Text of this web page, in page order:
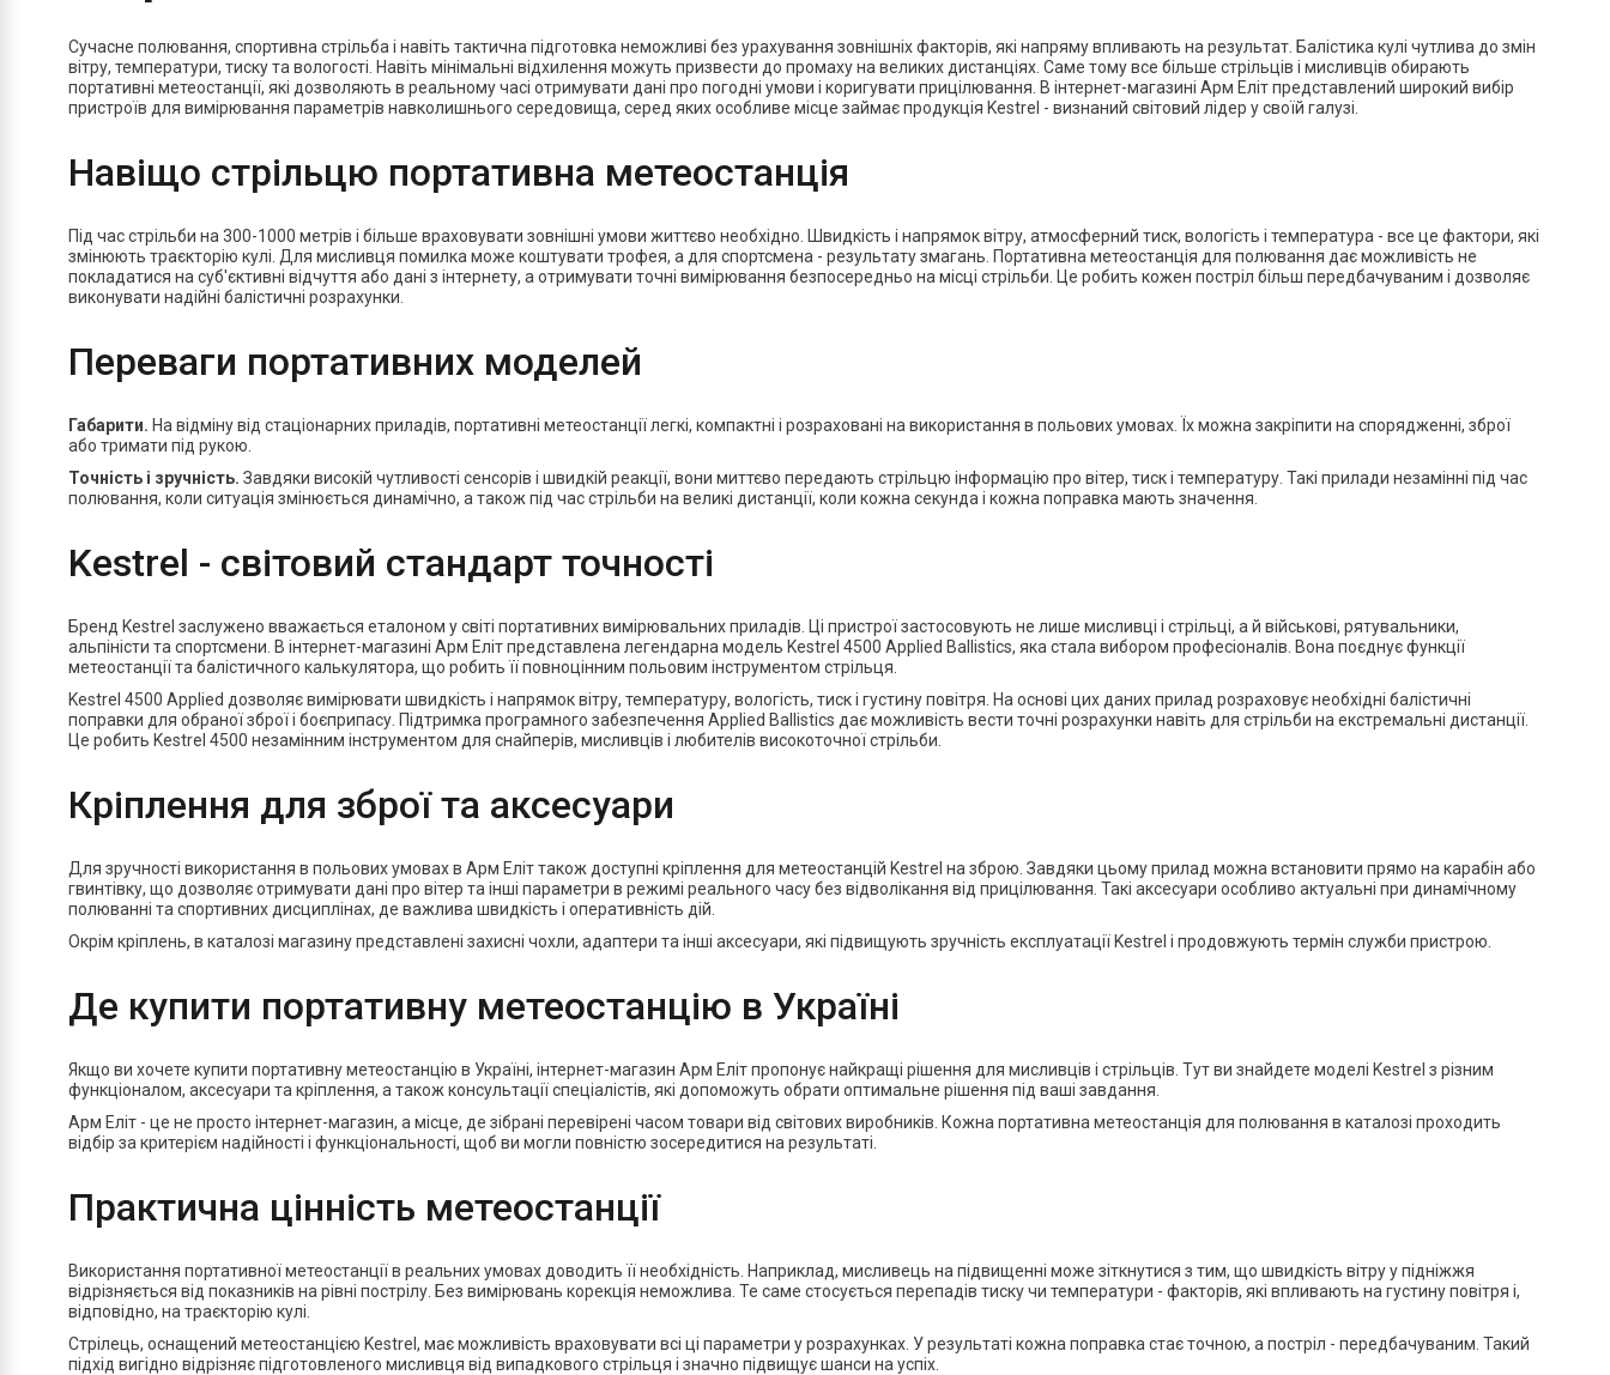
Сучасне полювання, спортивна стрільба і навіть тактична підготовка неможливі без урахування зовнішніх факторів, які напряму впливають на результат. Балістика кулі чутлива до змін
вітру, температури, тиску та вологості. Навіть мінімальні відхилення можуть призвести до промаху на великих дистанціях. Саме тому все більше стрільців і мисливців обирають
портативні метеостанції, які дозволяють в реальному часі отримувати дані про погодні умови і коригувати прицілювання. В інтернет-магазині Арм Еліт представлений широкий вибір
пристроїв для вимірювання параметрів навколишнього середовища, серед яких особливе місце займає продукція Kestrel - визнаний світовий лідер у своїй галузі.
Навіщо стрільцю портативна метеостанція
Під час стрільби на 300-1000 метрів і більше враховувати зовнішні умови життєво необхідно. Швидкість і напрямок вітру, атмосферний тиск, вологість і температура - все це фактори, які
змінюють траєкторію кулі. Для мисливця помилка може коштувати трофея, а для спортсмена - результату змагань. Портативна метеостанція для полювання дає можливість не
покладатися на суб'єктивні відчуття або дані з інтернету, а отримувати точні вимірювання безпосередньо на місці стрільби. Це робить кожен постріл більш передбачуваним і дозволяє
виконувати надійні балістичні розрахунки.
Переваги портативних моделей
Габарити. На відміну від стаціонарних приладів, портативні метеостанції легкі, компактні і розраховані на використання в польових умовах. Їх можна закріпити на спорядженні, зброї
або тримати під рукою.
Точність і зручність. Завдяки високій чутливості сенсорів і швидкій реакції, вони миттєво передають стрільцю інформацію про вітер, тиск і температуру. Такі прилади незамінні під час
полювання, коли ситуація змінюється динамічно, а також під час стрільби на великі дистанції, коли кожна секунда і кожна поправка мають значення.
Kestrel - світовий стандарт точності
Бренд Kestrel заслужено вважається еталоном у світі портативних вимірювальних приладів. Ці пристрої застосовують не лише мисливці і стрільці, а й військові, рятувальники,
альпіністи та спортсмени. В інтернет-магазині Арм Еліт представлена легендарна модель Kestrel 4500 Applied Ballistics, яка стала вибором професіоналів. Вона поєднує функції
метеостанції та балістичного калькулятора, що робить її повноцінним польовим інструментом стрільця.
Kestrel 4500 Applied дозволяє вимірювати швидкість і напрямок вітру, температуру, вологість, тиск і густину повітря. На основі цих даних прилад розраховує необхідні балістичні
поправки для обраної зброї і боєприпасу. Підтримка програмного забезпечення Applied Ballistics дає можливість вести точні розрахунки навіть для стрільби на екстремальні дистанції.
Це робить Kestrel 4500 незамінним інструментом для снайперів, мисливців і любителів високоточної стрільби.
Кріплення для зброї та аксесуари
Для зручності використання в польових умовах в Арм Еліт також доступні кріплення для метеостанцій Kestrel на зброю. Завдяки цьому прилад можна встановити прямо на карабін або
гвинтівку, що дозволяє отримувати дані про вітер та інші параметри в режимі реального часу без відволікання від прицілювання. Такі аксесуари особливо актуальні при динамічному
полюванні та спортивних дисциплінах, де важлива швидкість і оперативність дій.
Окрім кріплень, в каталозі магазину представлені захисні чохли, адаптери та інші аксесуари, які підвищують зручність експлуатації Kestrel і продовжують термін служби пристрою.
Де купити портативну метеостанцію в Україні
Якщо ви хочете купити портативну метеостанцію в Україні, інтернет-магазин Арм Еліт пропонує найкращі рішення для мисливців і стрільців. Тут ви знайдете моделі Kestrel з різним
функціоналом, аксесуари та кріплення, а також консультації спеціалістів, які допоможуть обрати оптимальне рішення під ваші завдання.
Арм Еліт - це не просто інтернет-магазин, а місце, де зібрані перевірені часом товари від світових виробників. Кожна портативна метеостанція для полювання в каталозі проходить
відбір за критерієм надійності і функціональності, щоб ви могли повністю зосередитися на результаті.
Практична цінність метеостанції
Використання портативної метеостанції в реальних умовах доводить її необхідність. Наприклад, мисливець на підвищенні може зіткнутися з тим, що швидкість вітру у підніжжя
відрізняється від показників на рівні пострілу. Без вимірювань корекція неможлива. Те саме стосується перепадів тиску чи температури - факторів, які впливають на густину повітря і,
відповідно, на траєкторію кулі.
Стрілець, оснащений метеостанцією Kestrel, має можливість враховувати всі ці параметри у розрахунках. У результаті кожна поправка стає точною, а постріл - передбачуваним. Такий
підхід вигідно відрізняє підготовленого мисливця від випадкового стрільця і значно підвищує шанси на успіх.